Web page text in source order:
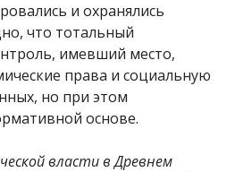
и охранялись
что тотальный
имевший место,
права и социальную
но при этом
основе.
власти в Древнем